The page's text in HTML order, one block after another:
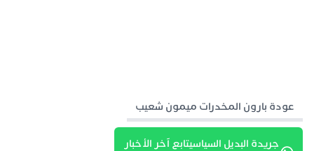
عودة بارون المخدرات ميمون شعيب
جريدة البديل السياسيتابع آخر الأخبار